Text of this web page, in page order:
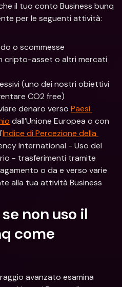
il tuo conto Business bunq
per le seguenti attività:
o scommesse
cripto-asset o altri mercati
(uno dei nostri obiettivi
CO2 free)
denaro verso Paesi
dall’Unione Europea o con
Indice di Percezione della
International - Uso del
- trasferimenti tramite
o da e verso varie
alla tua attività Business
non uso il
come
avanzato esamina